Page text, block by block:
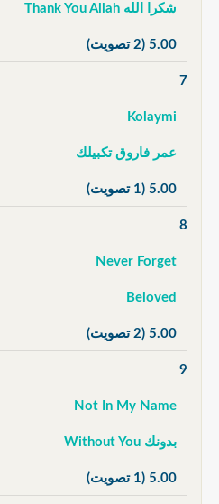
شكرا الله Thank You Allah
5.00 (2 تصويت)
7
Kolaymi
عمر فاروق تكبيلك
5.00 (1 تصويت)
8
Never Forget
Beloved
5.00 (2 تصويت)
9
Not In My Name
بدونك Without You
5.00 (1 تصويت)